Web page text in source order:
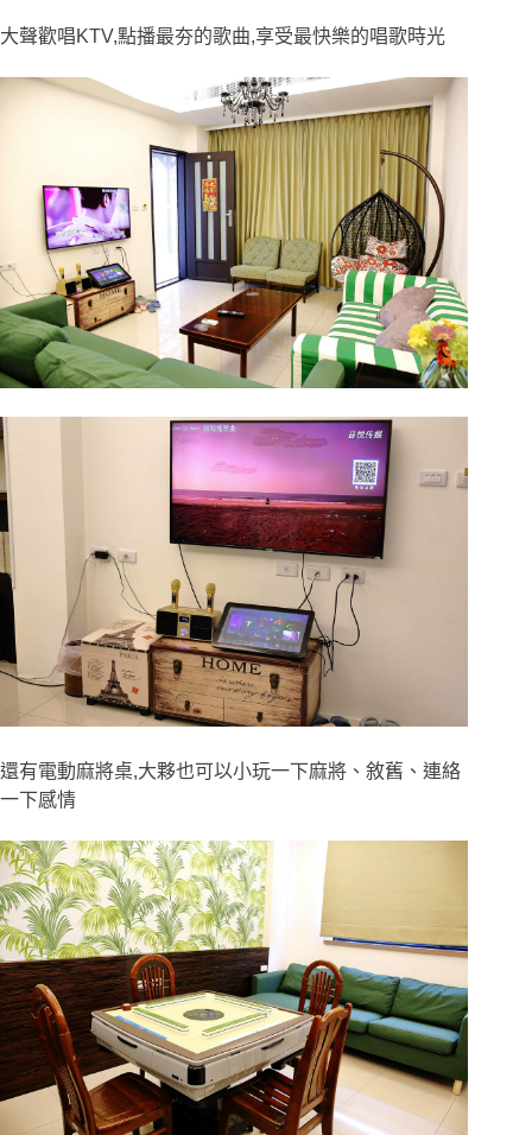
大聲歡唱KTV,點播最夯的歌曲,享受最快樂的唱歌時光
還有電動麻將桌,大夥也可以小玩一下麻將、敘舊、連絡
一下感情